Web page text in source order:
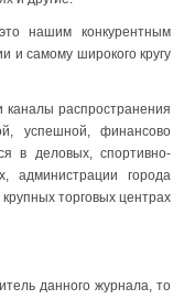
нашим конкурентным
и самому широкого кругу
каналы распространения
успешной, финансово
в деловых, спортивно-
администрации города
торговых центрах
данного журнала, то